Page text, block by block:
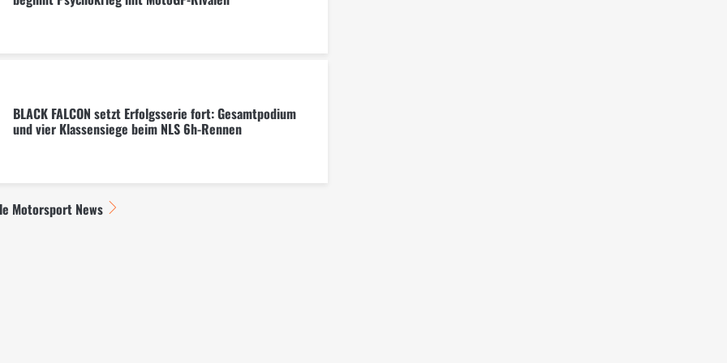
BLACK FALCON setzt Erfolgsserie fort: Gesamtpodium
und vier Klassensiege beim NLS 6h-Rennen
Motorsport News